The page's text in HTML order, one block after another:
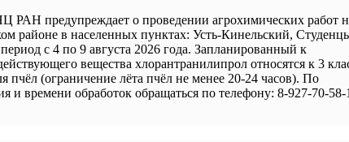
предупреждает о проведении агрохимических работ
районе в населенных пунктах: Усть-Кинельский,
с 4 по 9 августа 2026 года. Запланированный к
вещества хлорантранилипрол относятся к 3
пчёл (ограничение лёта пчёл не менее 20-24 часов). По
и времени обработок обращаться по телефону: 8-927-70-58-